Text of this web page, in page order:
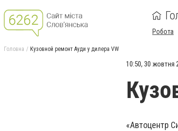
Робота
Головна Кузовной ремонт Ауди у дилера VW
10:50, 30 жовтня
«Автоцентр